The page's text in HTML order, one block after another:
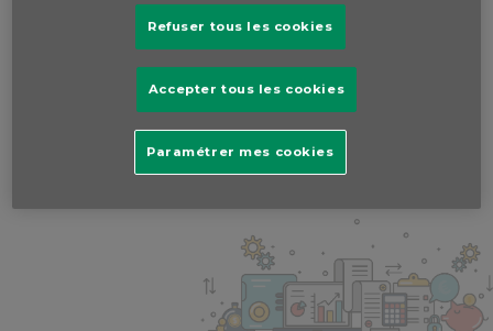
Refuser tous les cookies
Accepter tous les cookies
Paramétrer mes cookies